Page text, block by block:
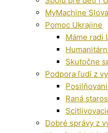
MyMachine
Pomoc Ukrajine
Máme radi
Skutočne
Podpora ľudí z
Raná
Dobré správy z